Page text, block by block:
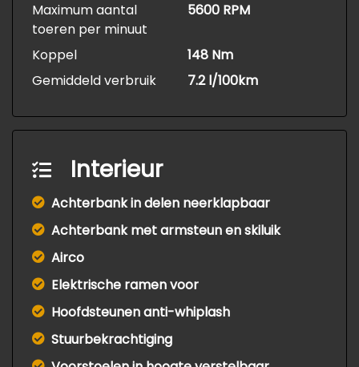
Maximum aantal
toeren per minuut
5600 RPM
Koppel
148 Nm
Gemiddeld verbruik
7.2 l/100km
Interieur
Achterbank in delen neerklapbaar
Achterbank met armsteun en skiluik
Airco
Elektrische ramen voor
Hoofdsteunen anti-whiplash
Stuurbekrachtiging